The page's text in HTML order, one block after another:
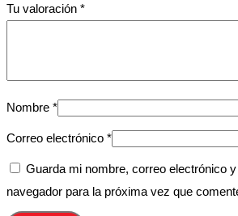
Tu valoración *
Nombre *
Correo electrónico *
Guarda mi nombre, correo electrónico
navegador para la próxima vez que